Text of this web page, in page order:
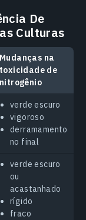
De
Culturas
Mudanças na
toxicidade de
nitrogênio
verde escuro
vigoroso
derramamento
no final
verde escuro
ou
acastanhado
rígido
fraco